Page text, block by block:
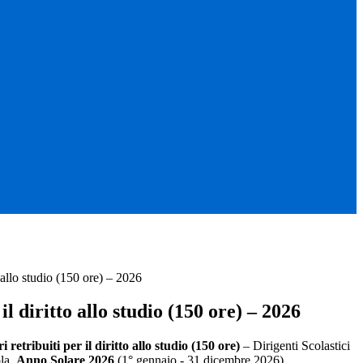
studio (150 ore) – 2026
diritto allo studio (150 ore) – 2026
retribuiti per il diritto allo studio (150 ore) – Dirigenti Scolastici